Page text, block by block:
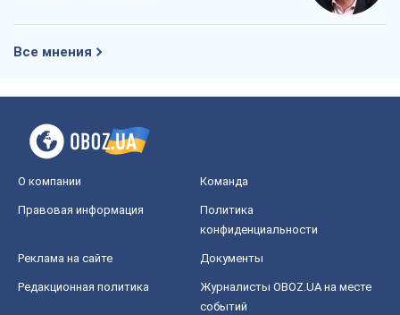
Все мнения
О компании Команда
Правовая информация
Политика
конфиденциальности
Реклама на сайте Документы
Редакционная политика
Журналисты OBOZ.UA на месте
событий